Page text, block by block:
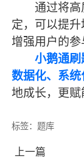
通过将
定，可以提升
增强用户的参
小鹅通
数据化、系统
地成长，更赋
标签：题库
上一篇